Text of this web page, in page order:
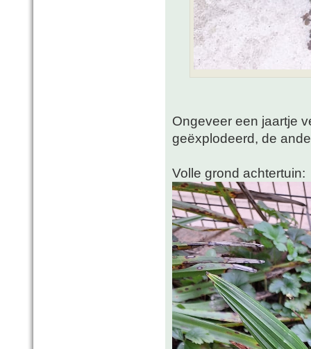
Ongeveer een jaartje
geëxplodeerd, de
Volle grond achtertuin: